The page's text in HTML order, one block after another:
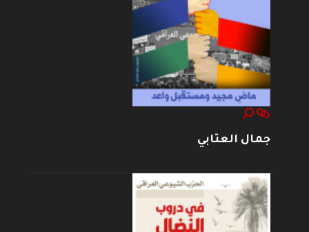
جمال العتابي